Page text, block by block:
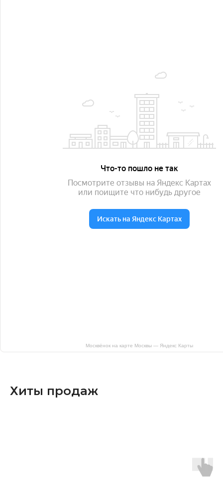
Москвёнок на карте Москвы — Яндекс Карты
Хиты продаж